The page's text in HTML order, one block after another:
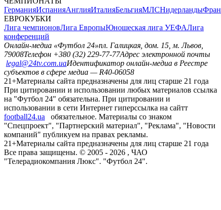
ГерманияИспанияАнглияИталияБельгияМЛСНидерланды
ЕВРОКУБКИ
Лига чемпионовЛига ЕвропыЮношеская лига УЕФАЛига
конференций
Онлайн-медиа «Футбол 24»пл. Галицкая, дом. 15, м. Львов,
79008Телефон +380 (32) 229-77-77Адрес электронной почты
legal@24tv.com.uaИдентификатор онлайн-медиа в Реестре
субъектов в сфере медиа — R40-06058
21+Материалы сайта предназначены для лиц старше 21 года
При цитировании и использовании любых материалов ссылка
на "Футбол 24" обязательна. При цитировании и
использовании в сети Интернет гиперссылка на сайтт
football24.ua
обязательное. Материалы со знаком
"Спецпроект", "Партнерский материал", "Реклама", "Новости
компаний" публикуем на правах рекламы.
21+Материалы сайта предназначены для лиц старше 21 года
Все права защищены. © 2005 - 2026 , ЧАО
"Телерадиокомпания Люкс". "Футбол 24".